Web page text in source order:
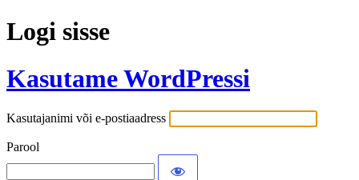
Logi sisse
Kasutame WordPressi
Kasutajanimi või e-postiaadress
Parool